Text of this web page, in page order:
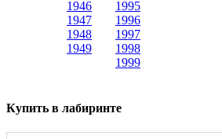
1946
1947
1948
1949
1995
1996
1997
1998
1999
Купить в лабиринте